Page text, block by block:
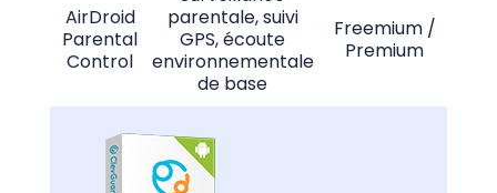
AirDroid
Parental
Control
parentale, suivi
GPS, écoute
environnementale
de base
Freemium /
Premium